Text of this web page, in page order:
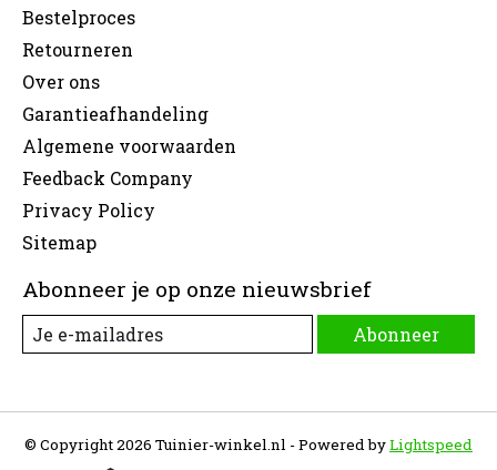
Bestelproces
Retourneren
Over ons
Garantieafhandeling
Algemene voorwaarden
Feedback Company
Privacy Policy
Sitemap
Abonneer je op onze nieuwsbrief
Abonneer
© Copyright 2026 Tuinier-winkel.nl - Powered byLightspeed